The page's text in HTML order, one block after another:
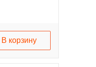
В корзину